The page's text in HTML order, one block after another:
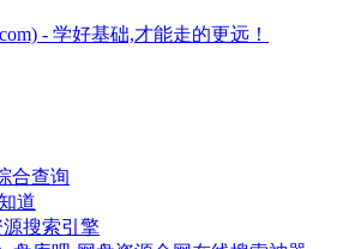
- 学好基础,才能走的更远！
合查询
道
搜索引擎